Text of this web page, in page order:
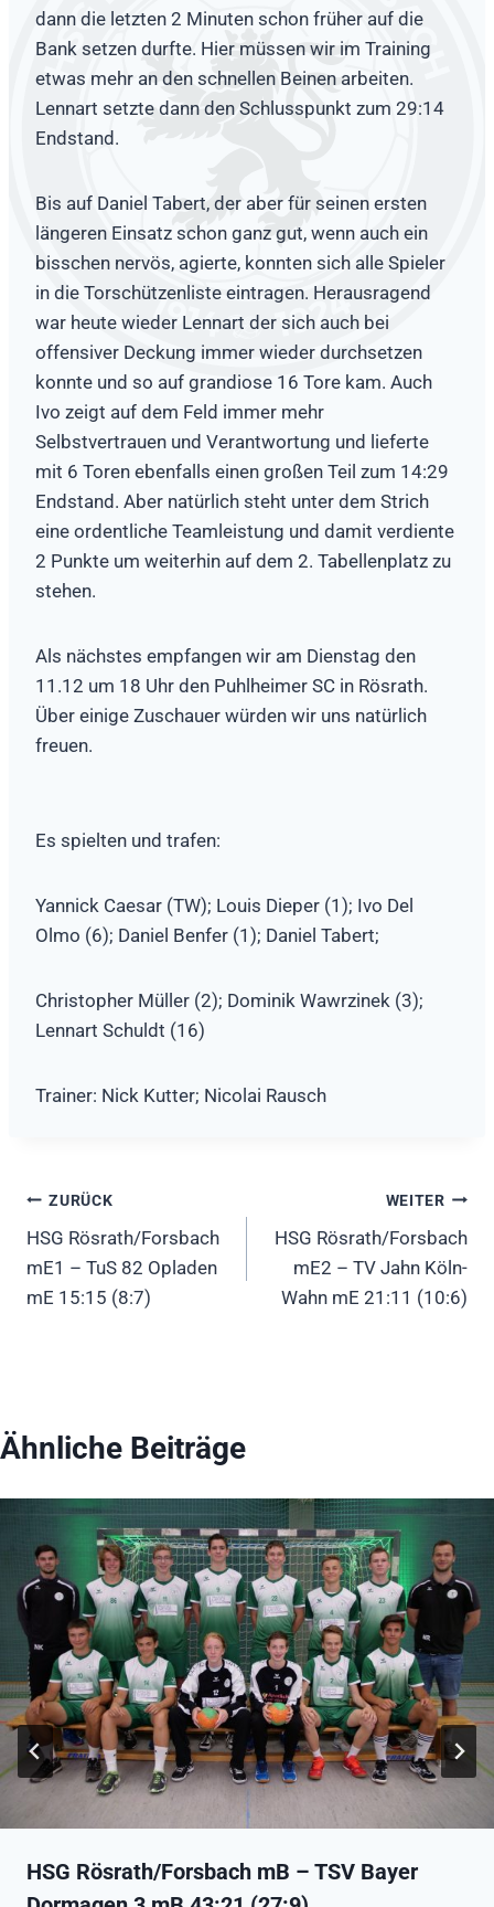
dann die letzten 2 Minuten schon früher auf die
Bank setzen durfte. Hier müssen wir im Training
etwas mehr an den schnellen Beinen arbeiten.
Lennart setzte dann den Schlusspunkt zum 29:14
Endstand.
Bis auf Daniel Tabert, der aber für seinen ersten
längeren Einsatz schon ganz gut, wenn auch ein
bisschen nervös, agierte, konnten sich alle Spieler
in die Torschützenliste eintragen. Herausragend
war heute wieder Lennart der sich auch bei
offensiver Deckung immer wieder durchsetzen
konnte und so auf grandiose 16 Tore kam. Auch
Ivo zeigt auf dem Feld immer mehr
Selbstvertrauen und Verantwortung und lieferte
mit 6 Toren ebenfalls einen großen Teil zum 14:29
Endstand. Aber natürlich steht unter dem Strich
eine ordentliche Teamleistung und damit verdiente
2 Punkte um weiterhin auf dem 2. Tabellenplatz zu
stehen.
Als nächstes empfangen wir am Dienstag den
11.12 um 18 Uhr den Puhlheimer SC in Rösrath.
Über einige Zuschauer würden wir uns natürlich
freuen.
Es spielten und trafen:
Yannick Caesar (TW); Louis Dieper (1); Ivo Del
Olmo (6); Daniel Benfer (1); Daniel Tabert;
Christopher Müller (2); Dominik Wawrzinek (3);
Lennart Schuldt (16)
Trainer: Nick Kutter; Nicolai Rausch
Beitragsnavigation
ZURÜCK
HSG Rösrath/Forsbach
mE1 – TuS 82 Opladen
mE 15:15 (8:7)
WEITER
HSG Rösrath/Forsbach
mE2 – TV Jahn Köln-
Wahn mE 21:11 (10:6)
Ähnliche Beiträge
HSG Rösrath/Forsbach mB – TSV Bayer